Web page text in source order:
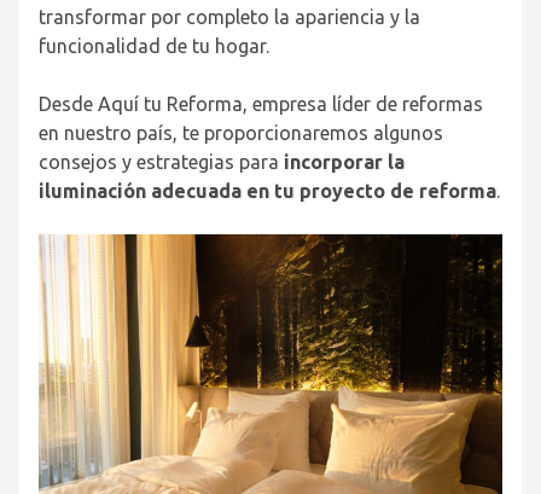
transformar por completo la apariencia y la
funcionalidad de tu hogar.
Desde Aquí tu Reforma, empresa líder de reformas
en nuestro país, te proporcionaremos algunos
consejos y estrategias para incorporar la
iluminación adecuada en tu proyecto de reforma.